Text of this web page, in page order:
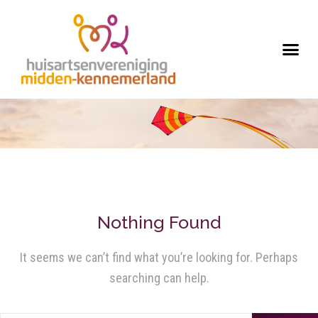
Nothing Found
It seems we can’t find what you’re looking for. Perhaps
searching can help.